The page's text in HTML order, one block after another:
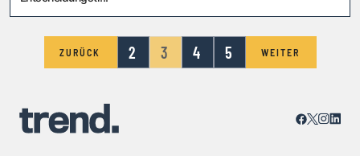
ZURÜCK 2 3 4 5 WEITER